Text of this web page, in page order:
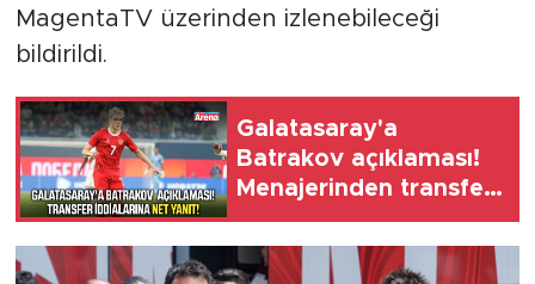
MagentaTV üzerinden izlenebileceği
bildirildi.
Galatasaray'a
Batrakov açıklaması!
Menajerinden transfer
iddialarına net yanıt